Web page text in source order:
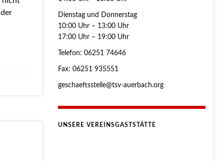
Dienstag und Donnerstag
10:00 Uhr – 13:00 Uhr
17:00 Uhr – 19:00 Uhr
Telefon: 06251 74646
Fax: 06251 935551
geschaeftsstelle@tsv-auerbach.org
UNSERE VEREINSGASTSTÄTTE